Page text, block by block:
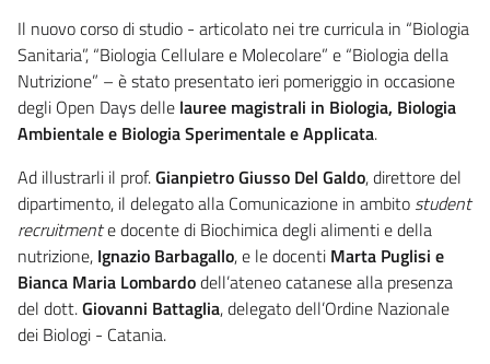
Il nuovo corso di studio - articolato nei tre curricula in “Biologia
Sanitaria”, “Biologia Cellulare e Molecolare” e “Biologia della
Nutrizione” – è stato presentato ieri pomeriggio in occasione
degli Open Days delle lauree magistrali in Biologia, Biologia
Ambientale e Biologia Sperimentale e Applicata.
Ad illustrarli il prof.Gianpietro Giusso Del Galdo, direttore del
dipartimento, il delegato alla Comunicazione in ambito student
recruitmente docente di Biochimica degli alimenti e della
nutrizione, Ignazio Barbagallo, e le docenti Marta Puglisi e
Bianca Maria Lombardodell’ateneo catanese alla presenza
del dott.Giovanni Battaglia, delegato dell’Ordine Nazionale
dei Biologi - Catania.